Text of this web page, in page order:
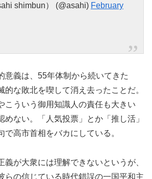
shimbun） (@asahi) February
意義は、55年体制から続いてきた
的な敗北を喫して消え去ったことだ。
こういう御用知識人の責任も大きい
めない。「人気投票」とか「推し活」
で高市首相をバカにしている。
義が大衆には理解できないというが、
らの信じている時代錯誤の一国平和主